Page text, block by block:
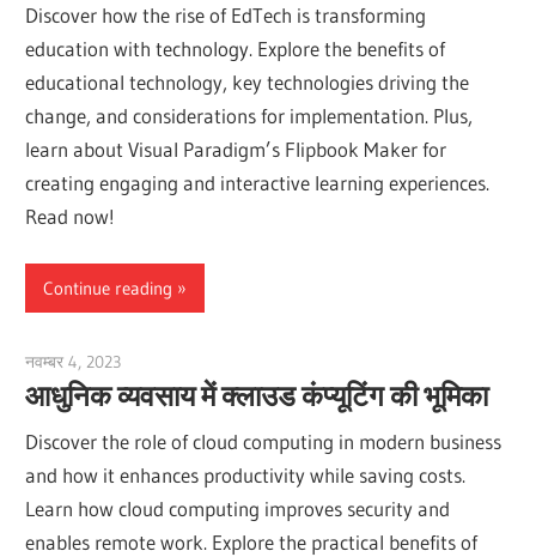
Discover how the rise of EdTech is transforming
education with technology. Explore the benefits of
educational technology, key technologies driving the
change, and considerations for implementation. Plus,
learn about Visual Paradigm’s Flipbook Maker for
creating engaging and interactive learning experiences.
Read now!
Continue reading
नवम्बर 4, 2023
आधुनिक व्यवसाय में क्लाउड कंप्यूटिंग की भूमिका
Discover the role of cloud computing in modern business
and how it enhances productivity while saving costs.
Learn how cloud computing improves security and
enables remote work. Explore the practical benefits of